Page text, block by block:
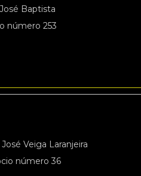
Baptista
número 253
Veiga Laranjeira
número 36